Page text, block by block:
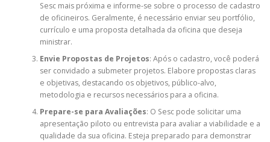
Sesc mais próxima e informe-se sobre o processo de cadastro
de oficineiros. Geralmente, é necessário enviar seu portfólio,
currículo e uma proposta detalhada da oficina que deseja
ministrar.
Envie Propostas de Projetos: Após o cadastro, você poderá
ser convidado a submeter projetos. Elabore propostas claras
e objetivas, destacando os objetivos, público-alvo,
metodologia e recursos necessários para a oficina.
Prepare-se para Avaliações: O Sesc pode solicitar uma
apresentação piloto ou entrevista para avaliar a viabilidade e a
qualidade da sua oficina. Esteja preparado para demonstrar